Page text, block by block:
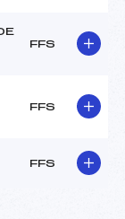
FFS
FFS
FFS